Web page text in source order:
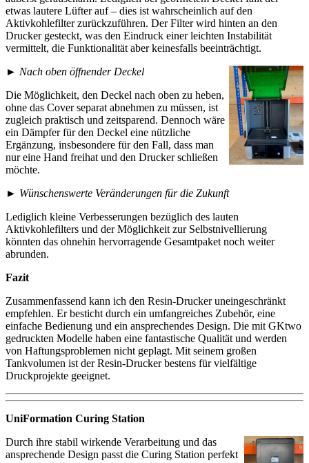
etwas lautere Lüfter auf – dies ist wahrscheinlich auf den
Aktivkohlefilter zurückzuführen. Der Filter wird hinten an den
Drucker gesteckt, was den Eindruck einer leichten Instabilität
vermittelt, die Funktionalität aber keinesfalls beeinträchtigt.
► Nach oben öffnender Deckel
Die Möglichkeit, den Deckel nach oben zu heben,
ohne das Cover separat abnehmen zu müssen, ist
zugleich praktisch und zeitsparend. Dennoch wäre
ein Dämpfer für den Deckel eine nützliche
Ergänzung, insbesondere für den Fall, dass man
nur eine Hand freihat und den Drucker schließen
möchte.
► Wünschenswerte Veränderungen für die Zukunft
Lediglich kleine Verbesserungen bezüglich des lauten
Aktivkohlefilters und der Möglichkeit zur Selbstnivellierung
könnten das ohnehin hervorragende Gesamtpaket noch weiter
abrunden.
Fazit
Zusammenfassend kann ich den Resin-Drucker uneingeschränkt
empfehlen. Er besticht durch ein umfangreiches Zubehör, eine
einfache Bedienung und ein ansprechendes Design. Die mit GKtwo
gedruckten Modelle haben eine fantastische Qualität und werden
von Haftungsproblemen nicht geplagt. Mit seinem großen
Tankvolumen ist der Resin-Drucker bestens für vielfältige
Druckprojekte geeignet.
UniFormation Curing Station
Durch ihre stabil wirkende Verarbeitung und das
ansprechende Design passt die Curing Station perfekt